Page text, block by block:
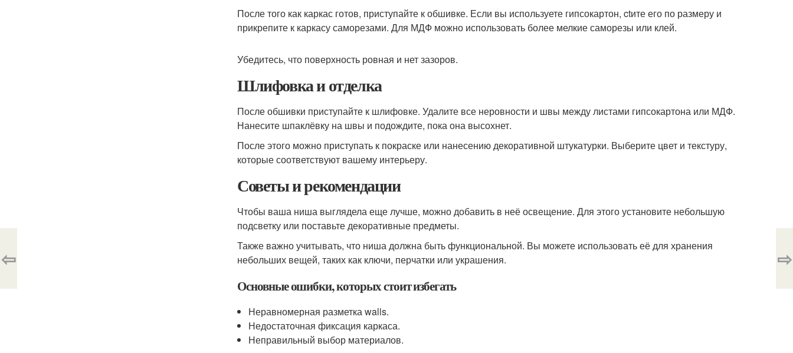
После того как каркас готов, приступайте к обшивке. Если вы используете гипсокартон, ctите его по размеру и
прикрепите к каркасу саморезами. Для МДФ можно использовать более мелкие саморезы или клей.
Убедитесь, что поверхность ровная и нет зазоров.
Шлифовка и отделка
После обшивки приступайте к шлифовке. Удалите все неровности и швы между листами гипсокартона или МДФ.
Нанесите шпаклёвку на швы и подождите, пока она высохнет.
После этого можно приступать к покраске или нанесению декоративной штукатурки. Выберите цвет и текстуру,
которые соответствуют вашему интерьеру.
Советы и рекомендации
Чтобы ваша ниша выглядела еще лучше, можно добавить в неё освещение. Для этого установите небольшую
подсветку или поставьте декоративные предметы.
Также важно учитывать, что ниша должна быть функциональной. Вы можете использовать её для хранения
небольших вещей, таких как ключи, перчатки или украшения.
Основные ошибки, которых стоит избегать
Неравномерная разметка walls.
Недостаточная фиксация каркаса.
Неправильный выбор материалов.
⇦ ⇨